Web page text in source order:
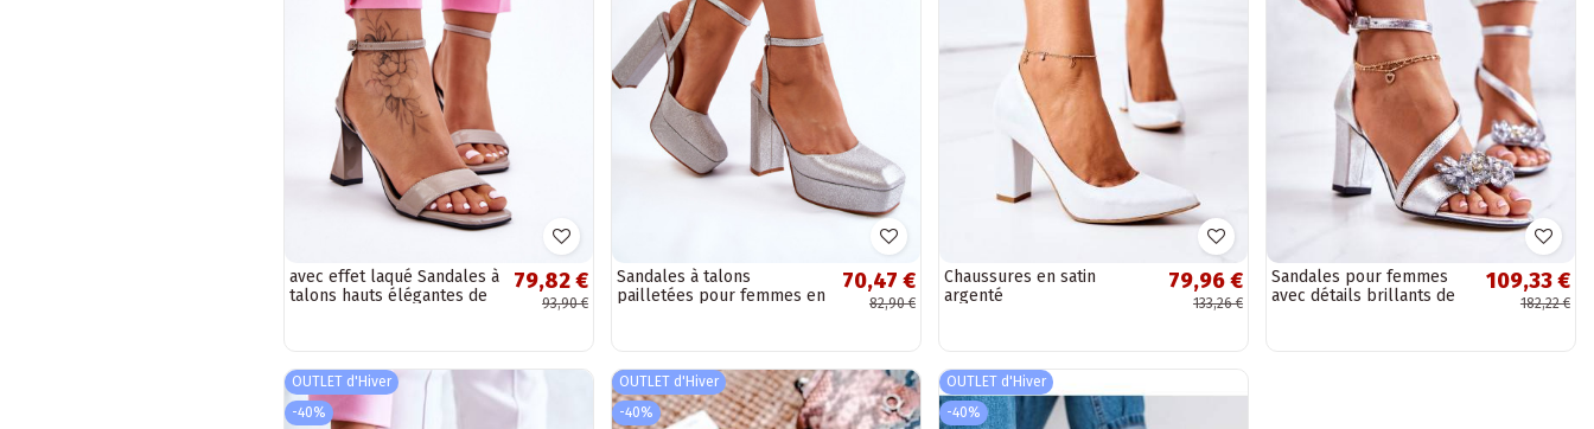
avec effet laqué Sandales à
talons hauts élégantes de
79,82 €
93,90 €
Sandales à talons
pailletées pour femmes en
70,47 €
82,90 €
Chaussures en satin
argenté
79,96 €
133,26 €
Sandales pour femmes
avec détails brillants de
109,33 €
182,22 €
OUTLET d'Hiver
-40%
OUTLET d'Hiver
-40%
OUTLET d'Hiver
-40%